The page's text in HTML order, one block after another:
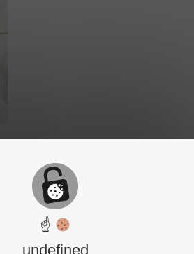
☝
undefined